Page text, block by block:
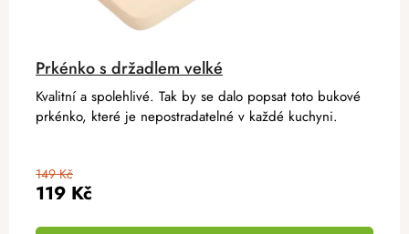
Prkénko s držadlem velké
119 Kč
149 Kč
Kvalitní a spolehlivé. Tak by se dalo popsat toto bukové
prkénko, které je nepostradatelné v každé kuchyni.